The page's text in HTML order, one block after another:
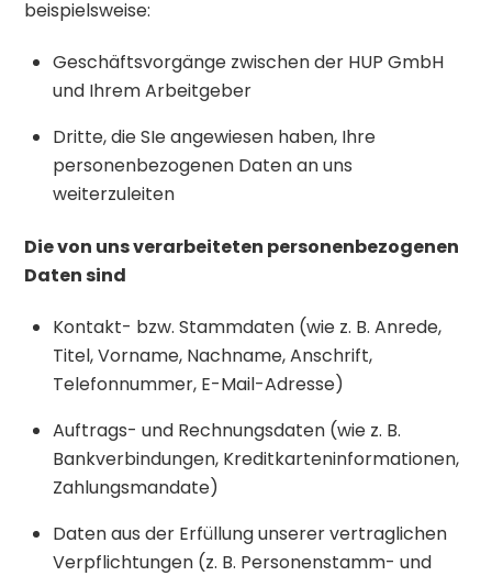
beispielsweise:
Geschäftsvorgänge zwischen der HUP GmbH
und Ihrem Arbeitgeber
Dritte, die SIe angewiesen haben, Ihre
personenbezogenen Daten an uns
weiterzuleiten
Die von uns verarbeiteten personenbezogenen
Daten sind
Kontakt- bzw. Stammdaten (wie z. B. Anrede,
Titel, Vorname, Nachname, Anschrift,
Telefonnummer, E-Mail-Adresse)
Auftrags- und Rechnungsdaten (wie z. B.
Bankverbindungen, Kreditkarteninformationen,
Zahlungsmandate)
Daten aus der Erfüllung unserer vertraglichen
Verpflichtungen (z. B. Personenstamm- und